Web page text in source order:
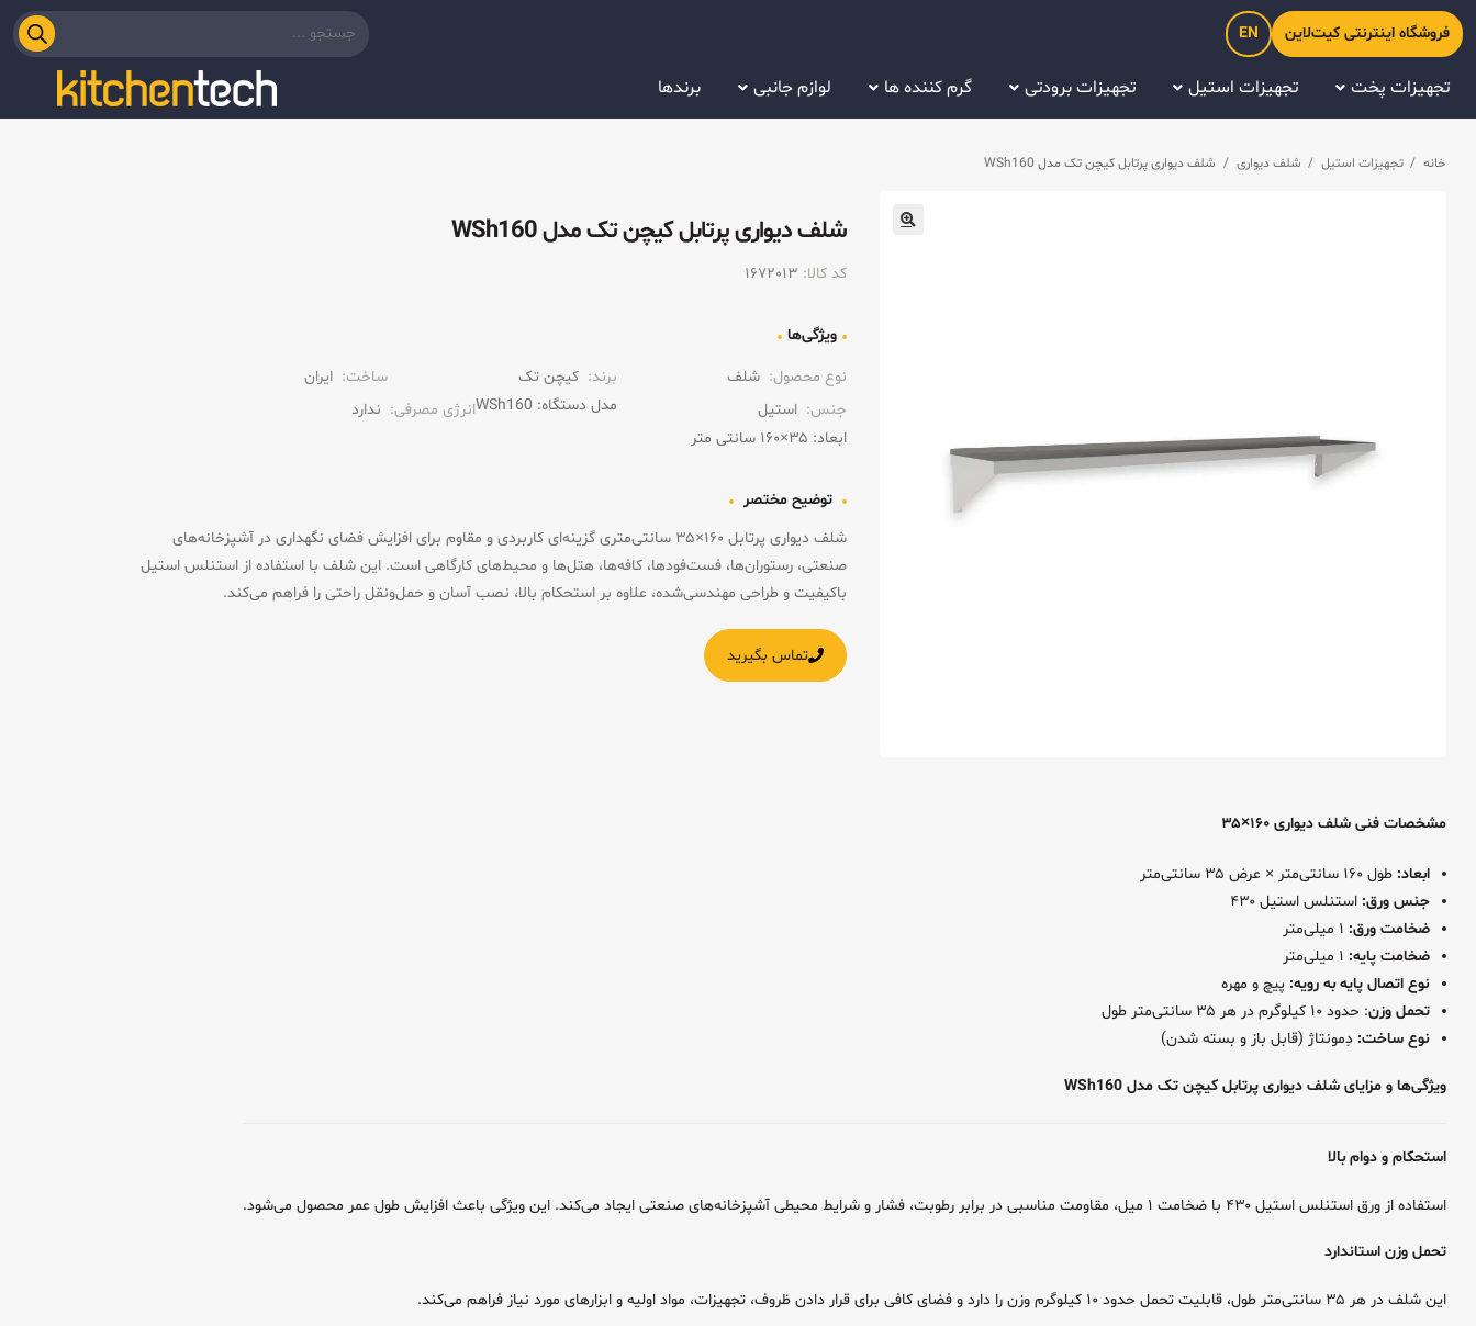
فروشگاه اینترنتی کیت‌لاین EN
تجهیزات پخت تجهیزات استیل تجهیزات برودتی گرم کننده ها لوازم جانبی برندها
خانه / تجهیزات استیل / شلف دیواری / شلف دیواری پرتابل کیچن تک مدل WSh160
شلف دیواری پرتابل کیچن تک مدل WSh160
شلف دیواری پرتابل ۱۶۰×۳۵ سانتی‌متری گزینه‌ای کاربردی و مقاوم برای افزایش فضای نگهداری در آشپزخانه‌های
صنعتی، رستوران‌ها، فست‌فودها، کافه‌ها، هتل‌ها و محیط‌های کارگاهی است. این شلف با استفاده از استنلس استیل
باکیفیت و طراحی مهندسی‌شده، علاوه بر استحکام بالا، نصب آسان و حمل‌ونقل راحتی را فراهم می‌کند.
کد کالا: 1672013
ویژگی‌ها
نوع محصول: شلف برند: کیچن تک ساخت: ایران
جنس: استیل مدل دستگاه: WSh160 انرژی مصرفی: ندارد
ابعاد: ۳۵×۱۶۰ سانتی متر
توضیح مختصر
تماس بگیرید
مشخصات فنی شلف دیواری ۱۶۰×۳۵
ابعاد: طول ۱۶۰ سانتی‌متر × عرض ۳۵ سانتی‌متر
جنس ورق: استنلس استیل ۴۳۰
ضخامت ورق:
ضخامت پایه:
نوع اتصال پایه به رویه: پیچ و مهره
تحمل وزن: حدود ۱۰ کیلوگرم در هر ۳۵ سانتی‌متر طول
نوع ساخت: دِمونتاژ (قابل باز و بسته شدن)
ویژگی‌ها و مزایای شلف دیواری پرتابل کیچن تک مدل WSh160
استحکام و دوام بالا
استفاده از ورق استنلس استیل ۴۳۰ با ضخامت ۱ میل، مقاومت مناسبی در برابر رطوبت، فشار و شرایط محیطی آشپزخانه‌های صنعتی ایجاد می‌کند. این ویژگی باعث افزایش طول عمر محصول می‌شود.
تحمل وزن استاندارد
این شلف در هر ۳۵ سانتی‌متر طول، قابلیت تحمل حدود ۱۰ کیلوگرم وزن را دارد و فضای کافی برای قرار دادن ظروف، تجهیزات، مواد اولیه و ابزارهای مورد نیاز فراهم می‌کند.